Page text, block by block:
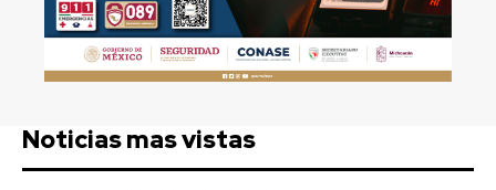
Noticias mas vistas